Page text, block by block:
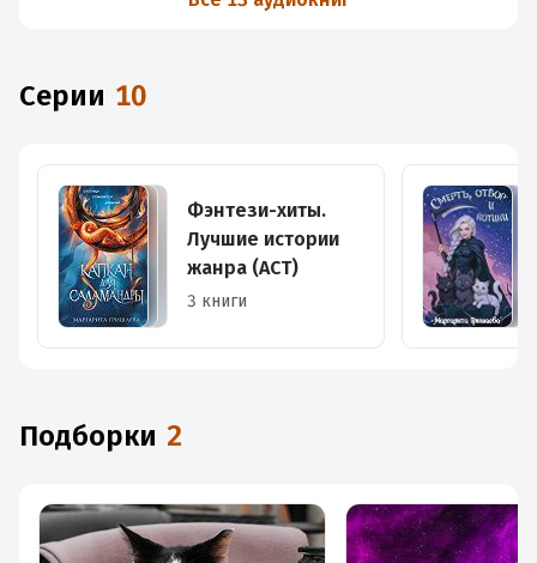
Серии 10
Фэнтези-хиты.
Лучшие истории
жанра (АСТ)
3 книги
Подборки 2